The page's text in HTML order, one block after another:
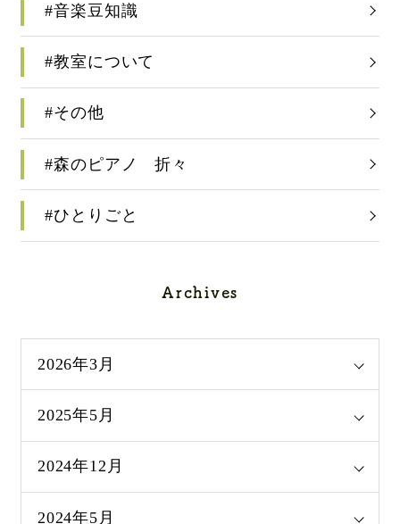
#音楽豆知識
#教室について
#その他
#森のピアノ 折々
#ひとりごと
Archives
2026年3月
2025年5月
2024年12月
2024年5月